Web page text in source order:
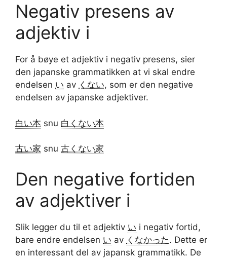
Negativ presens av
adjektiv i
For å bøye et adjektiv i negativ presens, sier
den japanske grammatikken at vi skal endre
endelsen い av くない, som er den negative
endelsen av japanske adjektiver.
白い本 snu 白くない本
古い家 snu 古くない家
Den negative fortiden
av adjektiver i
Slik legger du til et adjektiv い i negativ fortid,
bare endre endelsen い av くなかった. Dette er
en interessant del av japansk grammatikk. De